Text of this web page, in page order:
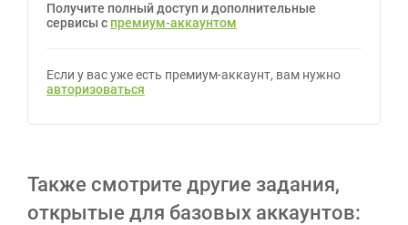
Получите полный доступ и дополнительные
сервисы с премиум-аккаунтом
Если у вас уже есть премиум-аккаунт, вам нужно
авторизоваться
Также смотрите другие задания,
открытые для базовых аккаунтов: